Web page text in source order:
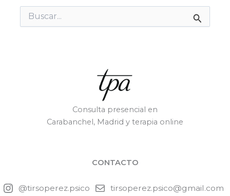
Buscar
por:
Consulta presencial en
Carabanchel, Madrid y terapia online
CONTACTO
@tirsoperez.psico tirsoperez.psico@gmail.com